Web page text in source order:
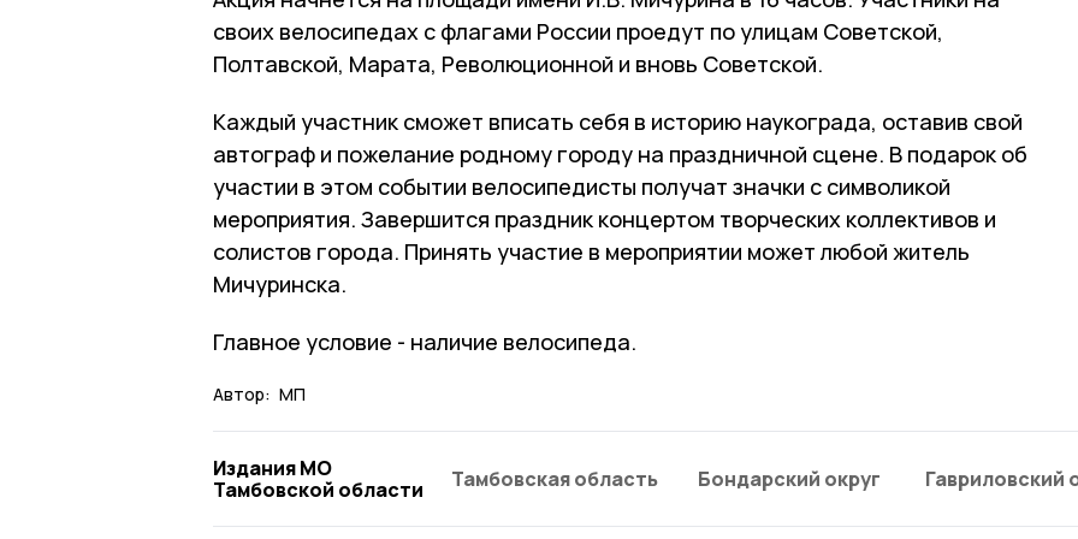
своих велосипедах с флагами России проедут по улицам Советской,
Полтавской, Марата, Революционной и вновь Советской.
Каждый участник сможет вписать себя в историю наукограда, оставив свой
автограф и пожелание родному городу на праздничной сцене. В подарок об
участии в этом событии велосипедисты получат значки с символикой
мероприятия. Завершится праздник концертом творческих коллективов и
солистов города. Принять участие в мероприятии может любой житель
Мичуринска.
Главное условие - наличие велосипеда.
Автор: МП
Издания МО
Тамбовской области
Тамбовская область Бондарский округ Гавриловский